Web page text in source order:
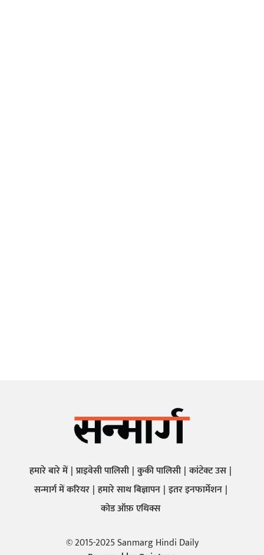
हमारे बारे में प्राइवेसी पालिसी कुकी पालिसी कांटेक्ट उस
सन्मार्ग में करियर हमारे साथ बिज्ञापन इतर इनफार्मेशन
कोड ऑफ़ एथिक्स
© 2015-2025 Sanmarg Hindi Daily